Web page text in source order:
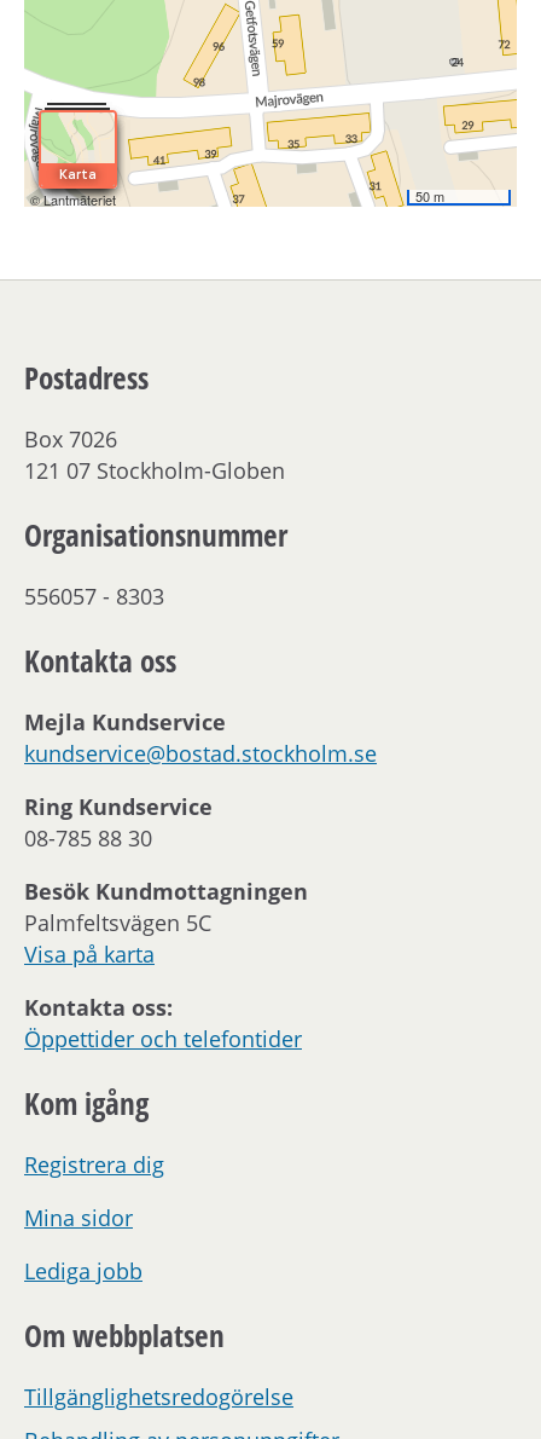
Postadress
Box 7026
121 07 Stockholm-Globen
Organisationsnummer
556057 - 8303
Kontakta oss
Mejla Kundservice
kundservice@bostad.stockholm.se
Ring Kundservice
08-785 88 30
Besök Kundmottagningen
Palmfeltsvägen 5C
Visa på karta
Kontakta oss:
Öppettider och telefontider
Kom igång
Registrera dig
Mina sidor
Lediga jobb
Om webbplatsen
Tillgänglighetsredogörelse